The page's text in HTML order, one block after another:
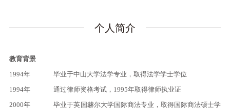
个人简介
教育背景
1994年 毕业于中山大学法学专业，取得法学学士学位
1994年
通过律师资格考试，1995年取得律师执业证
2000年
毕业于英国赫尔大学国际商法专业，取得国际商法硕士学